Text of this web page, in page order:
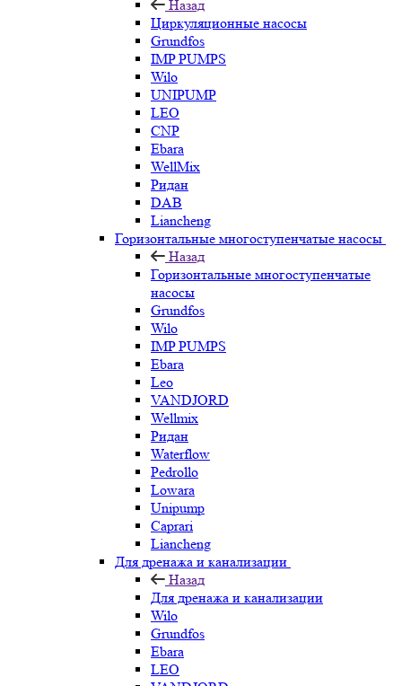
Назад
Циркуляционные насосы
Grundfos
IMP PUMPS
Wilo
UNIPUMP
LEO
CNP
Ebara
WellMix
Ридан
DAB
Liancheng
Горизонтальные многоступенчатые насосы
Назад
Горизонтальные многоступенчатые
насосы
Grundfos
Wilo
IMP PUMPS
Ebara
Leo
VANDJORD
Wellmix
Ридан
Waterflow
Pedrollo
Lowara
Unipump
Caprari
Liancheng
Для дренажа и канализации
Назад
Для дренажа и канализации
Wilo
Grundfos
Ebara
LEO